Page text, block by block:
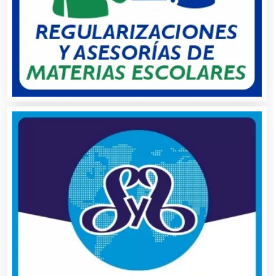
Alquiler de Autos
Alquiler de Equipos para Fiestas
Alquiler de Sillas y Mesas
Alquiler de Trajes de Etiqueta
Alta Costura